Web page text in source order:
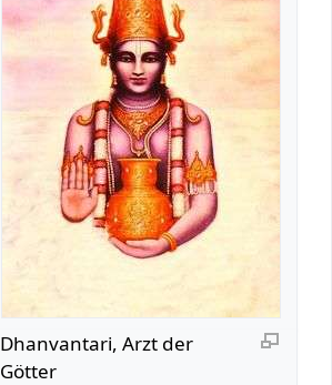
Dhanvantari, Arzt der
Götter